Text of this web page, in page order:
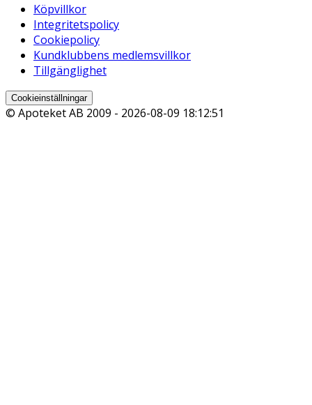
Köpvillkor
Integritetspolicy
Cookiepolicy
Kundklubbens medlemsvillkor
Tillgänglighet
Cookieinställningar
© Apoteket AB 2009 - 2026-08-09 18:12:51